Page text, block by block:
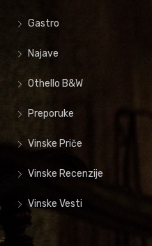
Gastro
Najave
Othello B&W
Preporuke
Vinske Priče
Vinske Recenzije
Vinske Vesti